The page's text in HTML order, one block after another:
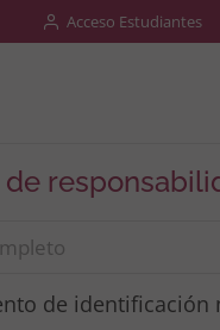
Acceso Estudiantes
de
de identificación